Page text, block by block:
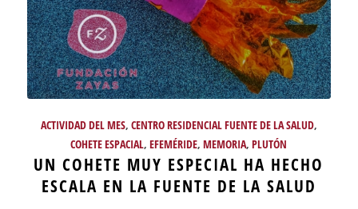
ACTIVIDAD DEL MES, CENTRO RESIDENCIAL FUENTE DE LA SALUD,
COHETE ESPACIAL,EFEMÉRIDE,MEMORIA,PLUTÓN
UN COHETE MUY ESPECIAL HA HECHO
ESCALA EN LA FUENTE DE LA SALUD